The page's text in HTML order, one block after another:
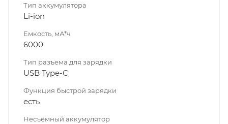
Тип аккумулятора
Li-ion
Емкость, мА*ч
6000
Тип разъема для зарядки
USB Type-C
Функция быстрой зарядки
есть
Несъёмный аккумулятор